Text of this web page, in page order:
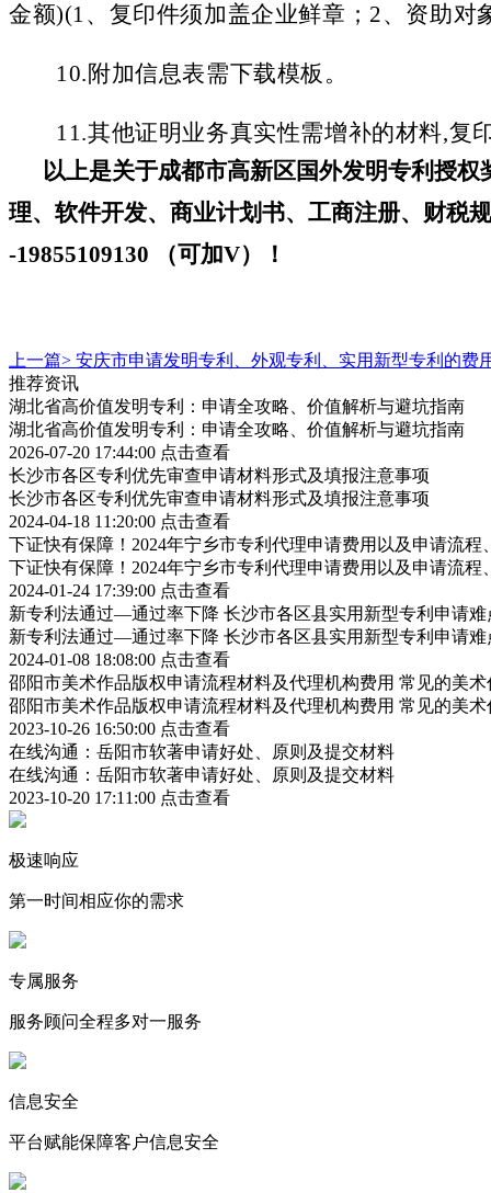
金额)(1、复印件须加盖企业鲜章；2、资助
10.附加信息表需下载模板。
11.其他证明业务真实性需增补的材料,复
以上是关于成都市高新区国外发明专利授权
理、软件开发、商业计划书、工商注册、财税
-19855109130 （可加V）！
上一篇> 安庆市申请发明专利、外观专利、实用新型专利的费
推荐资讯
湖北省高价值发明专利：申请全攻略、价值解析与避坑指南
湖北省高价值发明专利：申请全攻略、价值解析与避坑指南
2026-07-20 17:44:00 点击查看
长沙市各区专利优先审查申请材料形式及填报注意事项
长沙市各区专利优先审查申请材料形式及填报注意事项
2024-04-18 11:20:00 点击查看
下证快有保障！2024年宁乡市专利代理申请费用以及申请流程
下证快有保障！2024年宁乡市专利代理申请费用以及申请流程
2024-01-24 17:39:00 点击查看
新专利法通过—通过率下降 长沙市各区县实用新型专利申请
新专利法通过—通过率下降 长沙市各区县实用新型专利申请
2024-01-08 18:08:00 点击查看
邵阳市美术作品版权申请流程材料及代理机构费用 常见的美
邵阳市美术作品版权申请流程材料及代理机构费用 常见的美
2023-10-26 16:50:00 点击查看
在线沟通：岳阳市软著申请好处、原则及提交材料
在线沟通：岳阳市软著申请好处、原则及提交材料
2023-10-20 17:11:00 点击查看
极速响应
第一时间相应你的需求
专属服务
服务顾问全程多对一服务
信息安全
平台赋能保障客户信息安全